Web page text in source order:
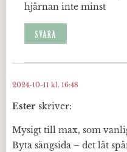
hjärnan inte minst
SVARA
Ester skriver:
2024-10-11 kl. 16:48
Mysigt till max, som
Byta sängsida – det lät